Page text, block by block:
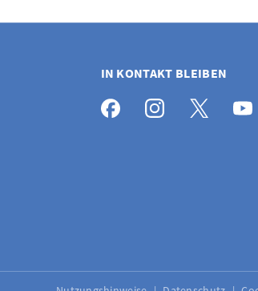
IN KONTAKT BLEIBEN